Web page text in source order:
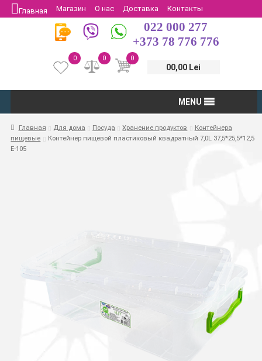
Главная Магазин О нас Доставка
Контакты
Защита потребителей
Возврат
022 000 277
+373 78 776 776
0
00,00 Lei
0
0
MENU
Главная Для дома Посуда Хранение продуктов
Контейнера
пищевые
Контейнер пищевой пластиковый квадратный 7,0L 37,5*25,5*12,5
E-105